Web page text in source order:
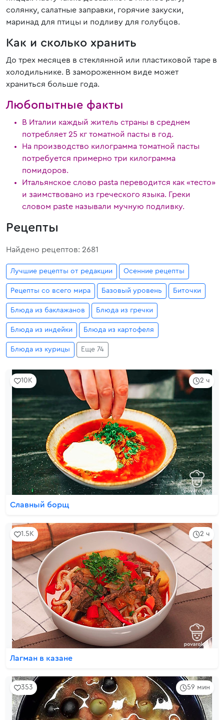
солянку, салатные заправки, горячие закуски,
маринад для птицы и подливу для голубцов.
Как и сколько хранить
До трех месяцев в стеклянной или пластиковой таре в
холодильнике. В замороженном виде может
храниться больше года.
Любопытные факты
В Италии каждый житель страны в среднем
потребляет 25 кг томатной пасты в год.
На производство килограмма томатной пасты
потребуется примерно три килограмма
помидоров.
Итальянское слово pasta переводится как «тесто»
и заимствовано из греческого языка. Греки
словом paste называли мучную подливку.
Рецепты
Найдено рецептов: 2681
Лучшие рецепты от редакции Осенние рецепты
Рецепты со всего мира Базовый уровень Биточки
Блюда из баклажанов Блюда из гречки
Блюда из индейки Блюда из картофеля
Блюда из курицы Еще 74
2 ч
10K
Славный борщ
2 ч
1.5K
Лагман в казане
59 мин
353